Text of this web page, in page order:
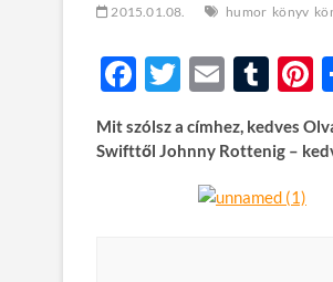
2015.01.08. humor könyv
F
ac
e
T
w
itt
er
E
m
ail
T
u
m
bl
r
nt
Mit szólsz a címhez, kedves
Swifttől Johnny Rottenig –